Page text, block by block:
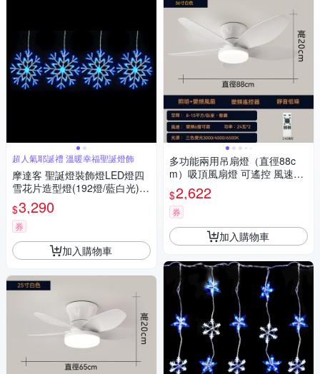
超人氣耶誕禮 溫暖幸福聖誕燈飾
摩達客 聖誕燈裝飾燈LED燈四
雪花片造型燈(192燈/藍白光)
(附控制器跳機) 本島免運費
$3,290
券
加入購物車
多功能兩用吊扇燈（直徑88c
m）吸頂風扇燈 可遙控 風速六
檔調節 三色變光
$2,622
券
加入購物車